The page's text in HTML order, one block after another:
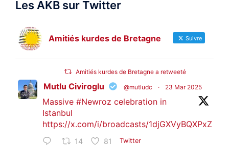
Les AKB sur Twitter
Amitiés kurdes de Bretagne Suivre
Amitiés kurdes de Bretagne a retweeté
Mutlu Civiroglu @mutludc · 23 Mar 2025
Massive #Newroz celebration in
Istanbul
https://x.com/i/broadcasts/1djGXVyBQXPxZ
14 81 Twitter